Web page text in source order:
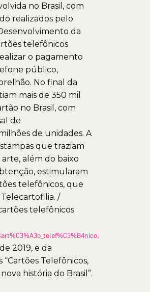
no Brasil, com
realizados pelo
da
telefônicos
o pagamento
público,
No final da
mais de 350 mil
no Brasil, com
de
de unidades. A
que traziam
além do baixo
estimularam
telefônicos, que
/
telefônicos
2019, e da
Telefônicos,
história do Brasil”.